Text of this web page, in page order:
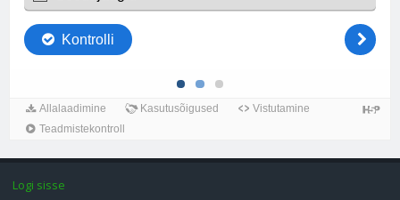
Logi sisse